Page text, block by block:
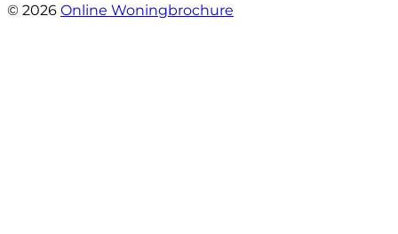
© 2026 Online Woningbrochure